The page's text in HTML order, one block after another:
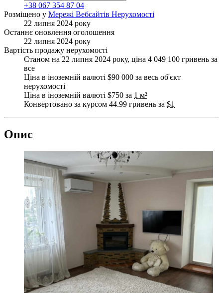
+38 067 354 87 04
Розміщено у Мережі Вебсайтів Нерухомості
22 липня 2024 року
Останнє оновлення оголошення
22 липня 2024 року
Вартість продажу нерухомості
Станом на 22 липня 2024 року, ціна 4 049 100 гривень за
все
Ціна в іноземній валюті $90 000 за весь об'єкт
нерухомості
Ціна в іноземній валюті $750 за 1 м²
Конвертовано за курсом 44.99 гривень за $1
Опис